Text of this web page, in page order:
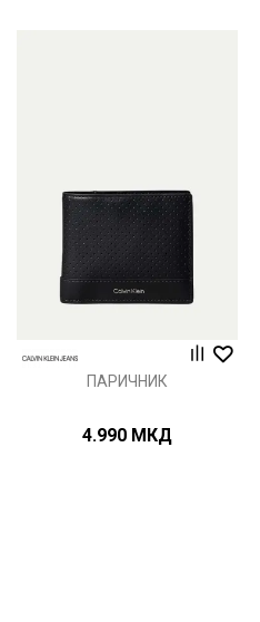
ПАРИЧНИК
4.990 МКД